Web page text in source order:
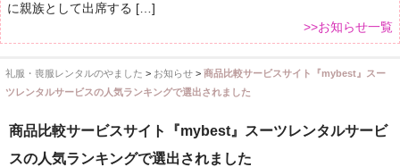
に親族として出席する […]
>>お知らせ一覧
ホーム
全 国 配 送
受取り場所が選べます
礼服・喪服レンタルのやました > お知らせ> 商品比較サービスサイト『mybest』スー
ツレンタルサービスの人気ランキングで選出されました
商品比較サービスサイト『mybest』スーツレンタルサービ
スの人気ランキングで選出されました